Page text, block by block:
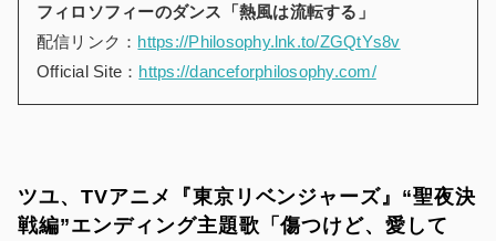
フィロソフィーのダンス「熱風は流転する」
配信リンク： https://Philosophy.lnk.to/ZGQtYs8v
Official Site： https://danceforphilosophy.com/
ツユ、TVアニメ『東京リベンジャーズ』“聖夜決
戦編”エンディング主題歌「傷つけど、愛して